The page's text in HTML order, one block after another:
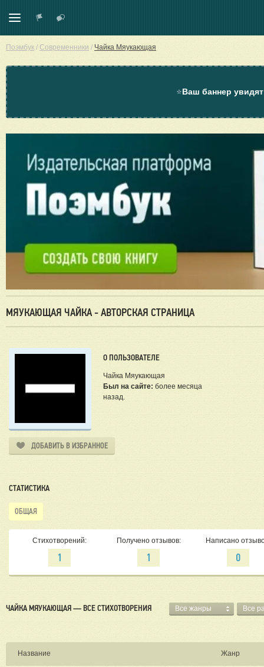
Поэмбук / Современники / Чайка Мяукающая
⭐Ваш баннер
МЯУКАЮЩАЯ ЧАЙКА - АВТОРСКАЯ СТРАНИЦА
О ПОЛЬЗОВАТЕЛЕ
Чайка Мяукающая
Был на сайте: более месяца
назад.
ДОБАВИТЬ В ИЗБРАННОЕ
СТАТИСТИКА
ОБЩАЯ
Стихотворений:
1
Получено отзывов:
1
Написано
0
ЧАЙКА МЯУКАЮЩАЯ — ВСЕ СТИХОТВОРЕНИЯ Все жанры Все
Название Жанр